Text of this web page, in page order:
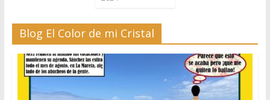
Blog El Color de mi Cristal